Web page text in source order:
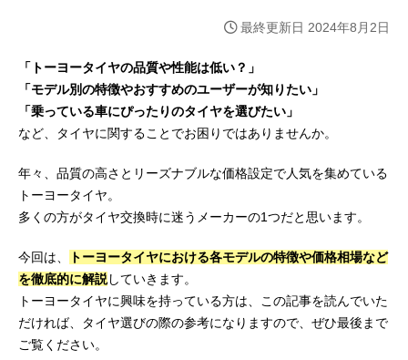
最終更新日 2024年8月2日
「トーヨータイヤの品質や性能は低い？」
「モデル別の特徴やおすすめのユーザーが知りたい」
「乗っている車にぴったりのタイヤを選びたい」
など、タイヤに関することでお困りではありませんか。
年々、品質の高さとリーズナブルな価格設定で人気を集めている
トーヨータイヤ。
多くの方がタイヤ交換時に迷うメーカーの1つだと思います。
今回は、
トーヨータイヤにおける各モデルの特徴や価格相場など
を徹底的に解説していきます。
トーヨータイヤに興味を持っている方は、この記事を読んでいた
だければ、タイヤ選びの際の参考になりますので、ぜひ最後まで
ご覧ください。